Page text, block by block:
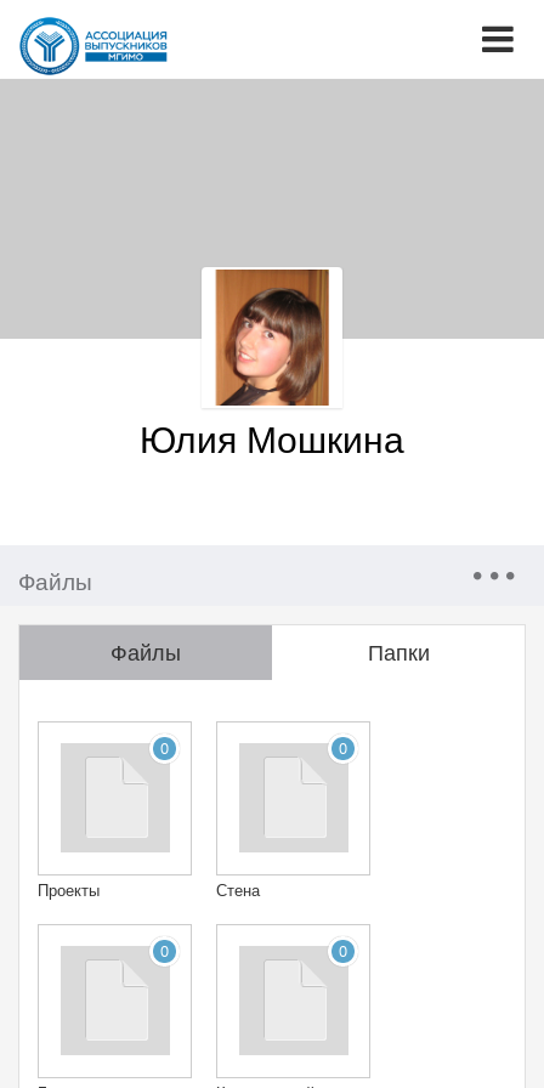
Юлия Мошкина
Файлы
Файлы Папки
0
Проекты
0
Стена
0 0